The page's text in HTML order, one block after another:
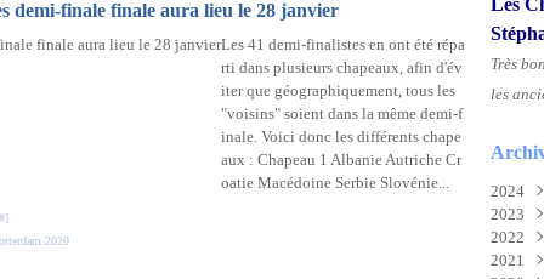
demi-finale finale aura lieu le 28 janvier
Les 41 demi-finalistes en ont été répa
rti dans plusieurs chapeaux, afin d'év
iter que géographiquement, tous les
"voisins" soient dans la même demi-f
inale. Voici donc les différents chape
aux : Chapeau 1 Albanie Autriche Cr
oatie Macédoine Serbie Slovénie...
#]
2020
Les
Très
les
2024
Juin
2023
2022
2021